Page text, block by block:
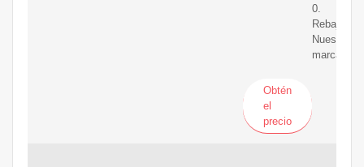
0.
Rebajas.
Nuestras
marcas.
Obtén
el
precio